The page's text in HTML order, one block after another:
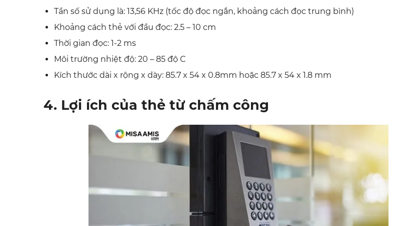
Tần số sử dụng là: 13,56 KHz (tốc độ đọc ngắn, khoảng cách đọc trung bình)
Khoảng cách thẻ với đầu đọc: 2.5 – 10 cm
Thời gian đọc: 1-2 ms
Môi trường nhiệt độ: 20 – 85 độ C
Kích thước dài x rộng x dày: 85.7 x 54 x 0.8mm hoặc 85.7 x 54 x 1.8 mm
4. Lợi ích của thẻ từ chấm công